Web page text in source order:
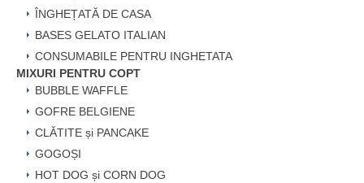
ÎNGHEȚATĂ DE CASA
BASES GELATO ITALIAN
CONSUMABILE PENTRU INGHETATA
MIXURI PENTRU COPT
BUBBLE WAFFLE
GOFRE BELGIENE
CLĂTITE și PANCAKE
GOGOȘI
HOT DOG și CORN DOG